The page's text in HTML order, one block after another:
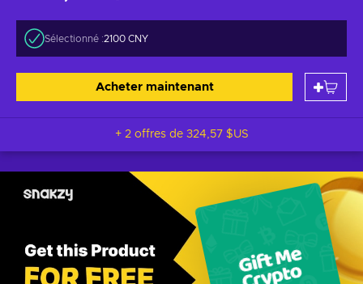
Sélectionné :2100 CNY
Acheter maintenant
+ 2 offres de 324,57 $US